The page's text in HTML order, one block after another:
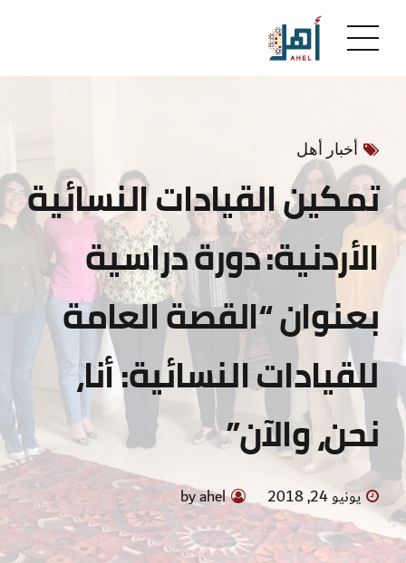
أخبار أهل
تمكين القيادات النسائية
الأردنية: دورة دراسية
بعنوان “القصة العامة
للقيادات النسائية: أنا،
نحن، والآن”
يونيو 24, 2018 by ahel